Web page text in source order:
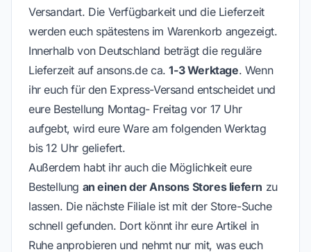
Versandart. Die Verfügbarkeit und die Lieferzeit
werden euch spätestens im Warenkorb angezeigt.
Innerhalb von Deutschland beträgt die reguläre
Lieferzeit auf ansons.de ca.1-3 Werktage. Wenn
ihr euch für den Express-Versand entscheidet und
eure Bestellung Montag- Freitag vor 17 Uhr
aufgebt, wird eure Ware am folgenden Werktag
bis 12 Uhr geliefert.
Außerdem habt ihr auch die Möglichkeit eure
Bestellung an einen der Ansons Stores liefern zu
lassen. Die nächste Filiale ist mit der Store-Suche
schnell gefunden. Dort könnt ihr eure Artikel in
Ruhe anprobieren und nehmt nur mit, was euch